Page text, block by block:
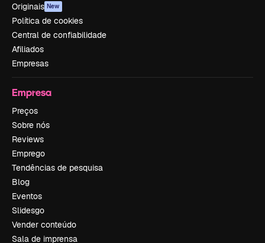
Originais New
Política de cookies
Central de confiabilidade
Afiliados
Empresas
Empresa
Preços
Sobre nós
Reviews
Emprego
Tendências de pesquisa
Blog
Eventos
Slidesgo
Vender conteúdo
Sala de imprensa